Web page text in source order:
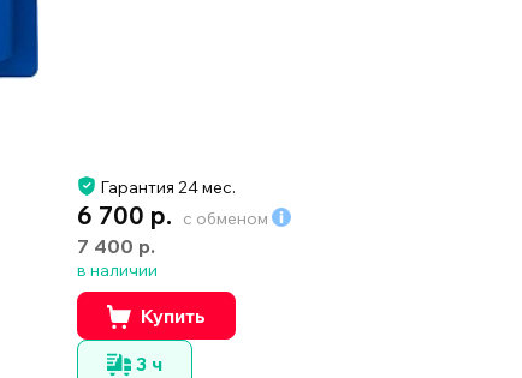
Гарантия 24 мес.
6 700 р. с обменом
7 400 р.
в наличии
Купить
3 ч